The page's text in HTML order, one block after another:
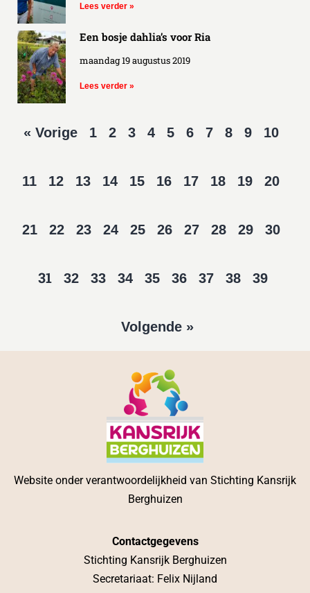
Lees verder »
Een bosje dahlia’s voor Ria
maandag 19 augustus 2019
Lees verder »
« Vorige 1 2 3 4 5 6 7 8 9 10
11 12 13 14 15 16 17 18 19 20
21 22 23 24 25 26 27 28 29 30
31 32 33 34 35 36 37 38 39
Volgende »
Website onder verantwoordelijkheid van Stichting Kansrijk
Berghuizen
Contactgegevens
Stichting Kansrijk Berghuizen
Secretariaat: Felix Nijland